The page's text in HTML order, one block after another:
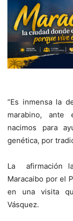
“Es inmensa la
marabino, ante
nacimos para
genética, por
La afirmación
Maracaibo por el
en una visita
Vásquez.